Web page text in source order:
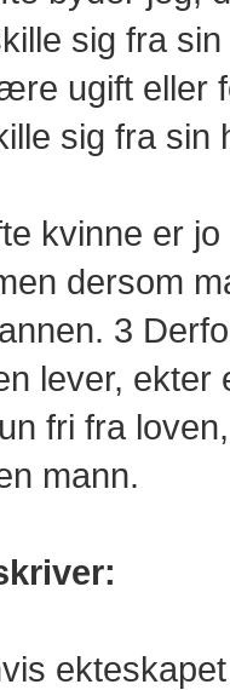
sig fra
ugift eller
sig fra sin
kvinne er
dersom
3
lever,
fri fra
mann.